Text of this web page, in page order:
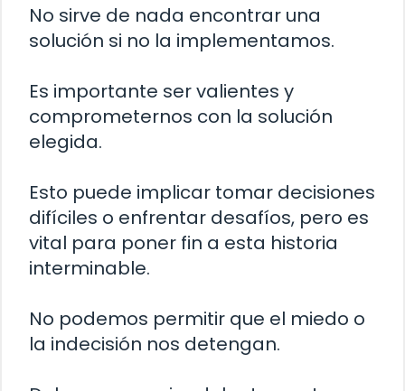
No sirve de nada encontrar una
solución si no la implementamos.
Es importante ser valientes y
comprometernos con la solución
elegida.
Esto puede implicar tomar decisiones
difíciles o enfrentar desafíos, pero es
vital para poner fin a esta historia
interminable.
No podemos permitir que el miedo o
la indecisión nos detengan.